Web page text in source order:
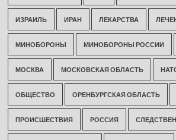
ИЗРАИЛЬ ИРАН ЛЕКАРСТВА
МИНОБОРОНЫ МИНОБОРОНЫ РОССИИ
МОСКВА МОСКОВСКАЯ ОБЛАСТЬ
ОБЩЕСТВО ОРЕНБУРГСКАЯ ОБЛАСТЬ
ПРОИСШЕСТВИЯ РОССИЯ